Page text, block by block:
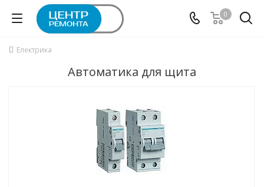
0
Електрика
Автоматика для щита